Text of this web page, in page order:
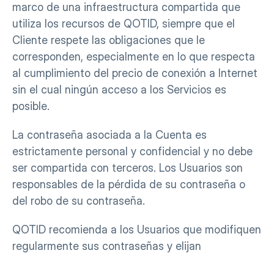
marco de una infraestructura compartida que
utiliza los recursos de QOTID, siempre que el
Cliente respete las obligaciones que le
corresponden, especialmente en lo que respecta
al cumplimiento del precio de conexión a Internet
sin el cual ningún acceso a los Servicios es
posible.
La contraseña asociada a la Cuenta es
estrictamente personal y confidencial y no debe
ser compartida con terceros. Los Usuarios son
responsables de la pérdida de su contraseña o
del robo de su contraseña.
QOTID recomienda a los Usuarios que modifiquen
regularmente sus contraseñas y elijan